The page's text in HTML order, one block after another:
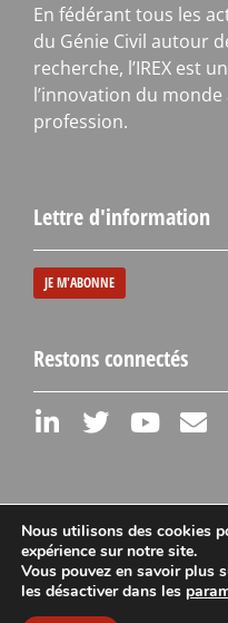
En fédérant tous les
du Génie Civil autour
recherche, l’IREX est
l’innovation du
profession.
Lettre d'information
JE M'ABONNE
Restons connectés
Nous utilisons des cookies
expérience sur notre site.
Vous pouvez en savoir plus
les désactiver dans les